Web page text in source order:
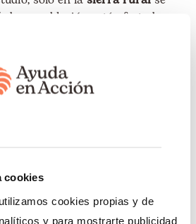
cookies
cookies propias y de
y para mostrarte publicidad
de su población está afectada por
no trabajan ni estudian y los
las mujeresrepresenta un
más destacados la violencia
de productoras y productores
¿Dónde están los jóvenes de
de hasta 30 años se han ido
una “mejor vida”.